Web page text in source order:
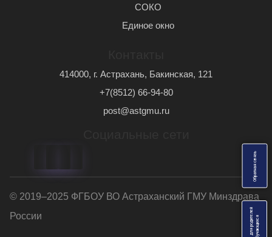
О
б
р
а
т
н
а
я
с
в
я
з
ь
я
СОКО
Единое окно
414000, г. Астрахань, Бакинская, 121
+7(8512) 66-94-80
post@astgmu.ru
© 2019–2025 ФГБОУ ВО Астраханский ГМУ Минздрава
России